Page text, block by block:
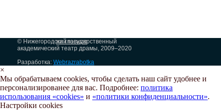
на главную
© Нижегородский государственный
академический театр драмы, 2009–2020
Разработка: Webrazrabotka
×
Мы обрабатываем cookies, чтобы сделать наш сайт удобнее и
персонализированее для вас. Подробнее: политика
использования «cookies» и «политики конфиденциальности».
Настройки cookies